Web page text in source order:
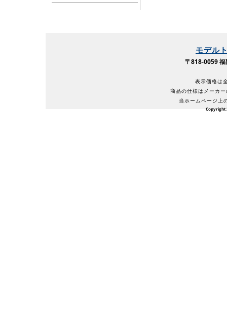
モデル
〒818-0059
表示価格は
商品の仕様はメーカ
当ホームページ上
Copyright